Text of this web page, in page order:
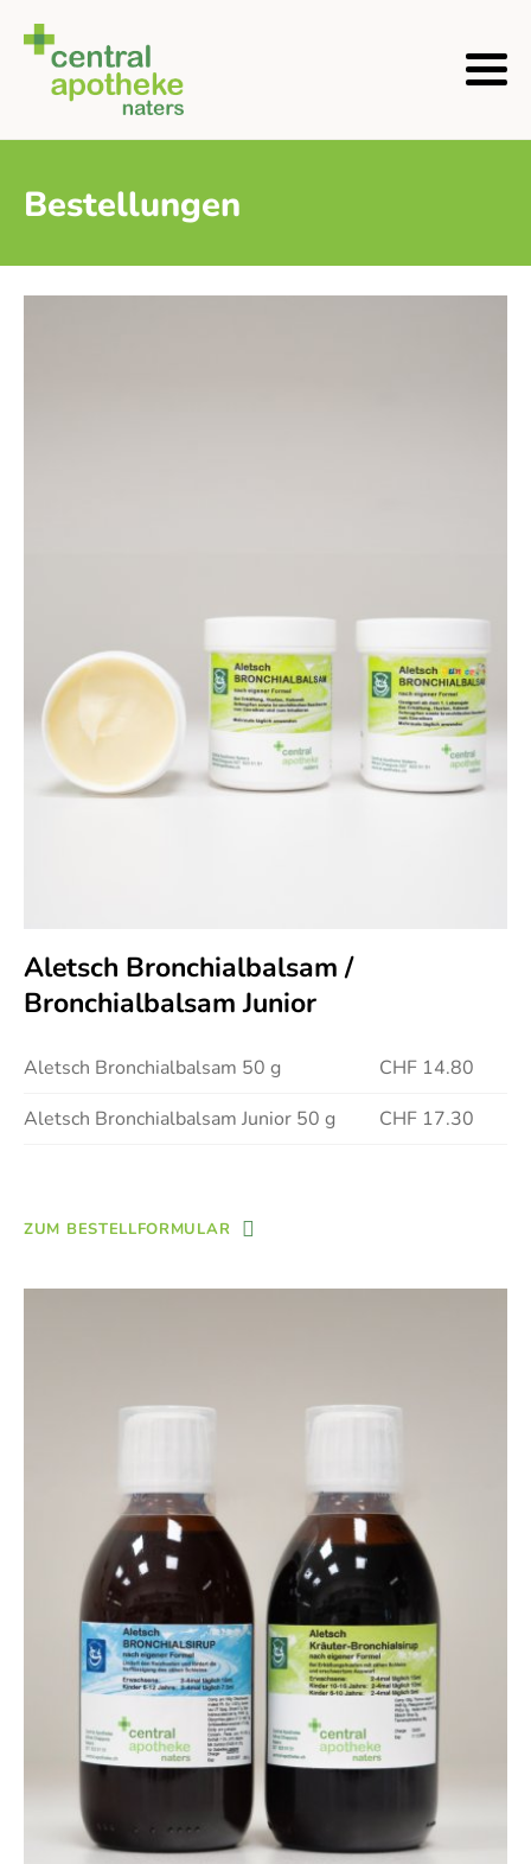
Bestellungen
Aletsch Bronchialbalsam /
Bronchialbalsam Junior
Aletsch Bronchialbalsam 50 g
CHF 14.80
Aletsch Bronchialbalsam Junior 50 g
CHF 17.30
ZUM BESTELLFORMULAR